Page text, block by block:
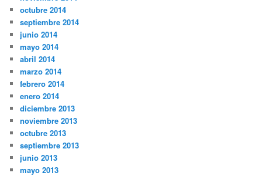
octubre 2014
septiembre 2014
junio 2014
mayo 2014
abril 2014
marzo 2014
febrero 2014
enero 2014
diciembre 2013
noviembre 2013
octubre 2013
septiembre 2013
junio 2013
mayo 2013